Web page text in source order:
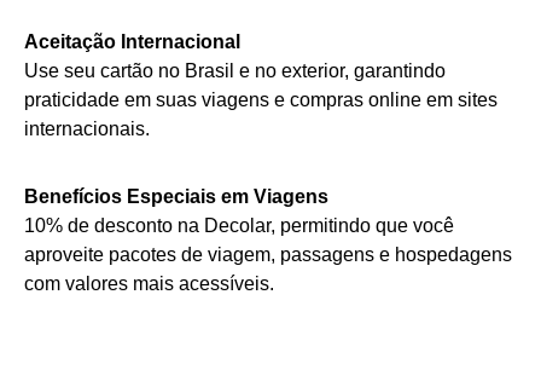
Aceitação Internacional
Use seu cartão no Brasil e no exterior, garantindo
praticidade em suas viagens e compras online em sites
internacionais.
Benefícios Especiais em Viagens
10% de desconto na Decolar, permitindo que você
aproveite pacotes de viagem, passagens e hospedagens
com valores mais acessíveis.